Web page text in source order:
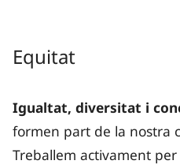
Equitat
Igualtat, diversitat i
formen part de la nostra
Treballem activament